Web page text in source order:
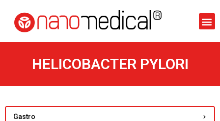
HELICOBACTER PYLORI
Gastro